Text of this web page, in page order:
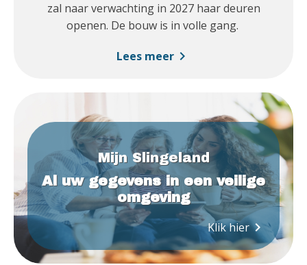
zal naar verwachting in 2027 haar deuren
openen. De bouw is in volle gang.
Lees meer chevron_right
Mijn Slingeland
Al uw gegevens in een veilige
omgeving
Klik hierkeyboard_arrow_right